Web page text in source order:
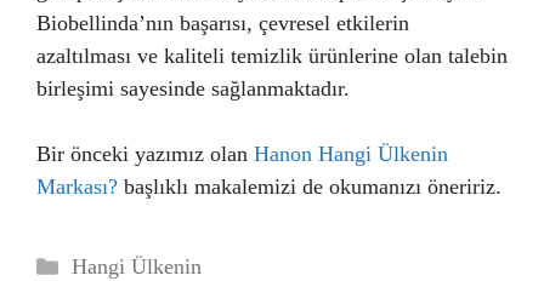
Biobellinda’nın başarısı, çevresel etkilerin
azaltılması ve kaliteli temizlik ürünlerine olan talebin
birleşimi sayesinde sağlanmaktadır.
Bir önceki yazımız olan Hanon Hangi Ülkenin
Markası? başlıklı makalemizi de okumanızı öneririz.
Kategoriler
Hangi Ülkenin